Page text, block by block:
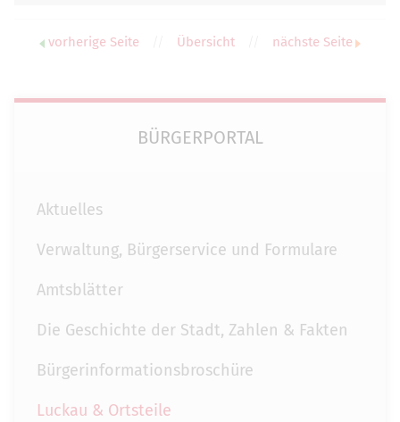
vorherige Seite Übersicht nächste Seite
BÜRGERPORTAL
Aktuelles
Verwaltung, Bürgerservice und Formulare
Amtsblätter
Die Geschichte der Stadt, Zahlen & Fakten
Bürgerinformationsbroschüre
Luckau & Ortsteile